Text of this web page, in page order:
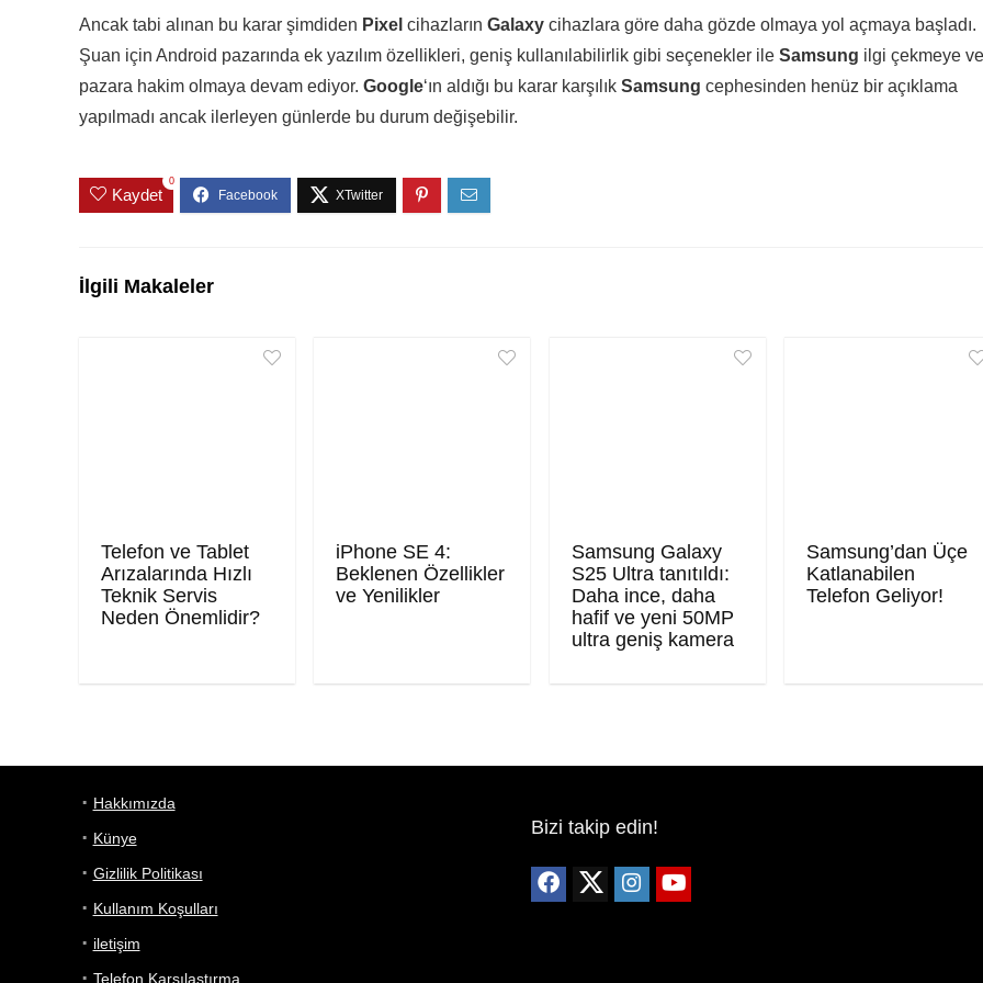
Ancak tabi alınan bu karar şimdiden Pixel cihazların Galaxy cihazlara göre daha gözde olmaya yol açmaya başladı.
Şuan için Android pazarında ek yazılım özellikleri, geniş kullanılabilirlik gibi seçenekler ile Samsung ilgi çekmeye ve
pazara hakim olmaya devam ediyor. Google‘ın aldığı bu karar karşılık Samsung cephesinden henüz bir açıklama
yapılmadı ancak ilerleyen günlerde bu durum değişebilir.
Kaydet
0
İlgili Makaleler
Telefon ve Tablet
Arızalarında Hızlı
Teknik Servis
Neden Önemlidir?
iPhone SE 4:
Beklenen Özellikler
ve Yenilikler
Samsung Galaxy
S25 Ultra tanıtıldı:
Daha ince, daha
hafif ve yeni 50MP
ultra geniş kamera
Samsung’dan Üçe
Katlanabilen
Telefon Geliyor!
Hakkımızda
Künye
Gizlilik Politikası
Kullanım Koşulları
iletişim
Telefon Karşılaştırma
Bizi takip edin!